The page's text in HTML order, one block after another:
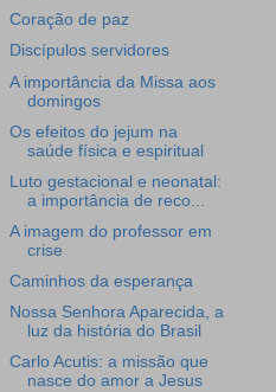
Coração de paz
Discípulos servidores
A importância da Missa aos
domingos
Os efeitos do jejum na
saúde física e espiritual
Luto gestacional e neonatal:
a importância de reco...
A imagem do professor em
crise
Caminhos da esperança
Nossa Senhora Aparecida, a
luz da história do Brasil
Carlo Acutis: a missão que
nasce do amor a Jesus